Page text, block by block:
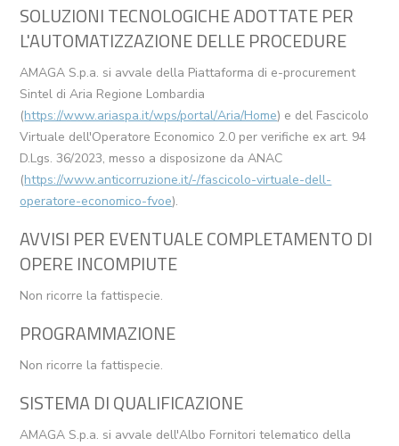
SOLUZIONI TECNOLOGICHE ADOTTATE PER
L'AUTOMATIZZAZIONE DELLE PROCEDURE
AMAGA S.p.a. si avvale della Piattaforma di e-procurement
Sintel di Aria Regione Lombardia
(https://www.ariaspa.it/wps/portal/Aria/Home) e del Fascicolo
Virtuale dell'Operatore Economico 2.0 per verifiche ex art. 94
D.Lgs. 36/2023, messo a disposizone da ANAC
(https://www.anticorruzione.it/-/fascicolo-virtuale-dell-
operatore-economico-fvoe).
AVVISI PER EVENTUALE COMPLETAMENTO DI
OPERE INCOMPIUTE
Non ricorre la fattispecie.
PROGRAMMAZIONE
Non ricorre la fattispecie.
SISTEMA DI QUALIFICAZIONE
AMAGA S.p.a. si avvale dell'Albo Fornitori telematico della